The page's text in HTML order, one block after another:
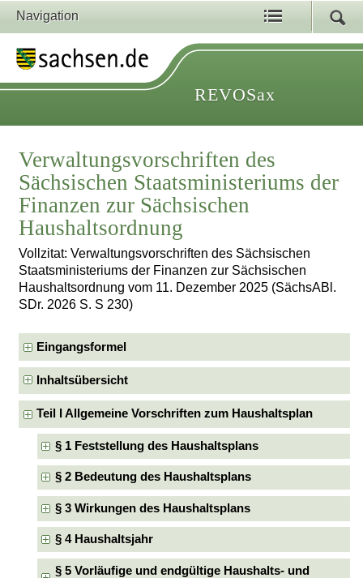
Navigation
REVOSax
Verwaltungsvorschriften des
Sächsischen Staatsministeriums der
Finanzen zur Sächsischen
Haushaltsordnung
Vollzitat: Verwaltungsvorschriften des Sächsischen
Staatsministeriums der Finanzen zur Sächsischen
Haushaltsordnung vom 11. Dezember 2025 (SächsABl.
SDr. 2026 S. S 230)
Eingangsformel
Inhaltsübersicht
Teil I Allgemeine Vorschriften zum Haushaltsplan
§ 1 Feststellung des Haushaltsplans
§ 2 Bedeutung des Haushaltsplans
§ 3 Wirkungen des Haushaltsplans
§ 4 Haushaltsjahr
§ 5 Vorläufige und endgültige Haushalts- und